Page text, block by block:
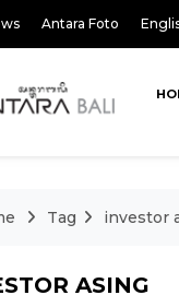
Antara Foto
Tag investor
ASING